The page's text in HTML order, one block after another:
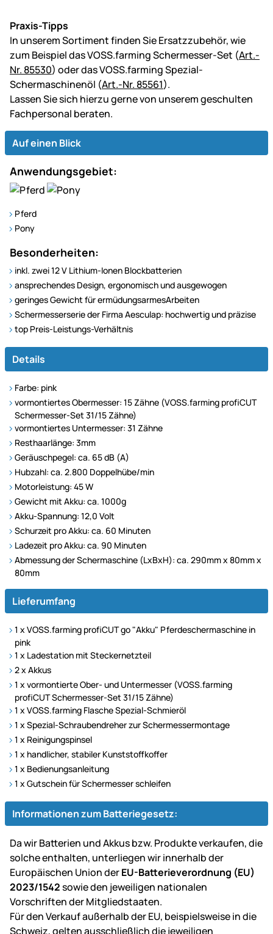
Praxis-Tipps
In unserem Sortiment finden Sie Ersatzzubehör, wie
zum Beispiel das VOSS.farming Schermesser-Set (Art.-
Nr. 85530) oder das VOSS.farming Spezial-
Schermaschinenöl (Art.-Nr. 85561).
Lassen Sie sich hierzu gerne von unserem geschulten
Fachpersonal beraten.
Auf einen Blick
Anwendungsgebiet:
Pferd
Pony
Besonderheiten:
inkl. zwei 12 V Lithium-Ionen Blockbatterien
ansprechendes Design, ergonomisch und ausgewogen
geringes Gewicht für ermüdungsarmesArbeiten
Schermesserserie der Firma Aesculap: hochwertig und präzise
top Preis-Leistungs-Verhältnis
Details
Farbe: pink
vormontiertes Obermesser: 15 Zähne (VOSS.farming profiCUT
Schermesser-Set 31/15 Zähne)
vormontiertes Untermesser: 31 Zähne
Resthaarlänge: 3mm
Geräuschpegel: ca. 65 dB (A)
Hubzahl: ca. 2.800 Doppelhübe/min
Motorleistung: 45 W
Gewicht mit Akku: ca. 1000g
Akku-Spannung: 12,0 Volt
Schurzeit pro Akku: ca. 60 Minuten
Ladezeit pro Akku: ca. 90 Minuten
Abmessung der Schermaschine (LxBxH): ca. 290mm x 80mm x
80mm
Lieferumfang
1 x VOSS.farming profiCUT go "Akku" Pferdeschermaschine in
pink
1 x Ladestation mit Steckernetzteil
2 x Akkus
1 x vormontierte Ober- und Untermesser (VOSS.farming
profiCUT Schermesser-Set 31/15 Zähne)
1 x VOSS.farming Flasche Spezial-Schmieröl
1 x Spezial-Schraubendreher zur Schermessermontage
1 x Reinigungspinsel
1 x handlicher, stabiler Kunststoffkoffer
1 x Bedienungsanleitung
1 x Gutschein für Schermesser schleifen
Informationen zum Batteriegesetz:
Da wir Batterien und Akkus bzw. Produkte verkaufen, die
solche enthalten, unterliegen wir innerhalb der
Europäischen Union derEU-Batterieverordnung (EU)
2023/1542sowie den jeweiligen nationalen
Vorschriften der Mitgliedstaaten.
Für den Verkauf außerhalb der EU, beispielsweise in die
Schweiz, gelten ausschließlich die jeweiligen